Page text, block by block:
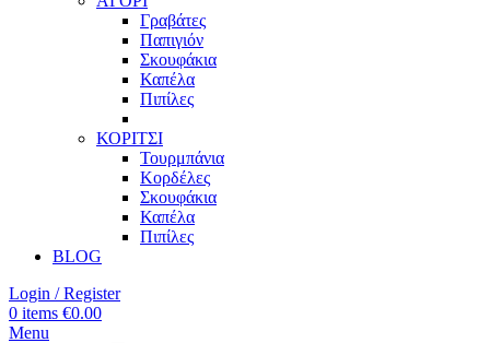
Γραβάτες
Παπιγιόν
Σκουφάκια
Καπέλα
Πιπίλες
ΚΟΡΙΤΣΙ
Τουρμπάνια
Κορδέλες
Σκουφάκια
Καπέλα
Πιπίλες
BLOG
Login / Register
0 items €0.00
Menu